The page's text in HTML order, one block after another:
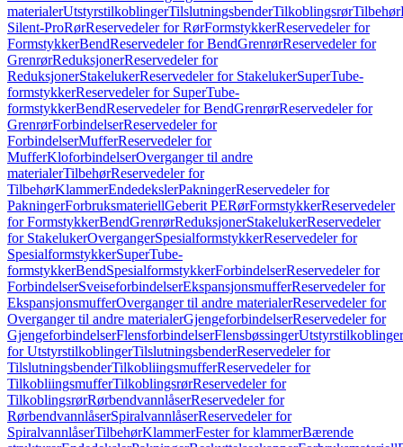
materialerUtstyrstilkoblingerTilslutningsbenderTilkoblingsrørTilbehør
Silent-ProRørReservedeler for RørFormstykkerReservedeler for
FormstykkerBendReservedeler for BendGrenrørReservedeler for
GrenrørReduksjonerReservedeler for
ReduksjonerStakelukerReservedeler for StakelukerSuperTube-
formstykkerReservedeler for SuperTube-
formstykkerBendReservedeler for BendGrenrørReservedeler for
GrenrørForbindelserReservedeler for
ForbindelserMufferReservedeler for
MufferKloforbindelserOverganger til andre
materialerTilbehørReservedeler for
TilbehørKlammerEndedekslerPakningerReservedeler for
PakningerForbruksmateriellGeberit PERørFormstykkerReservedeler
for FormstykkerBendGrenrørReduksjonerStakelukerReservedeler
for StakelukerOvergangerSpesialformstykkerReservedeler for
SpesialformstykkerSuperTube-
formstykkerBendSpesialformstykkerForbindelserReservedeler for
ForbindelserSveiseforbindelserEkspansjonsmufferReservedeler for
EkspansjonsmufferOverganger til andre materialerReservedeler for
Overganger til andre materialerGjengeforbindelserReservedeler for
GjengeforbindelserFlensforbindelserFlensbøssingerUtstyrstilkoblinger
for UtstyrstilkoblingerTilslutningsbenderReservedeler for
TilslutningsbenderTilkobliingsmufferReservedeler for
TilkobliingsmufferTilkoblingsrørReservedeler for
TilkoblingsrørRørbendvannlåserReservedeler for
RørbendvannlåserSpiralvannlåserReservedeler for
SpiralvannlåserTilbehørKlammerFester for klammerBærende